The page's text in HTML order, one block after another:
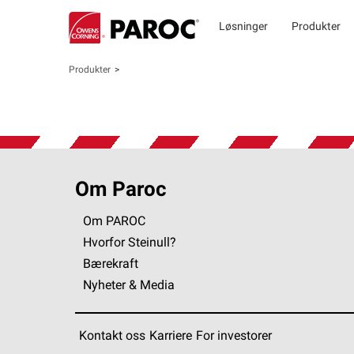
Løsninger Produkter
Produkter
Om Paroc
Om PAROC
Hvorfor Steinull?
Bærekraft
Nyheter & Media
Kontakt oss Karriere For investorer